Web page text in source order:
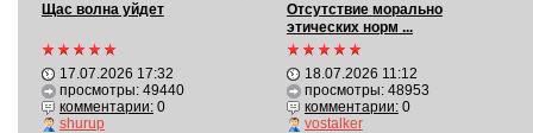
Щас волна уйдет
17.07.2026 17:32
просмотры: 49440
комментарии:0
shurup
Отсутствие морально
этических норм ...
18.07.2026 11:12
просмотры: 48953
комментарии:0
vostalker